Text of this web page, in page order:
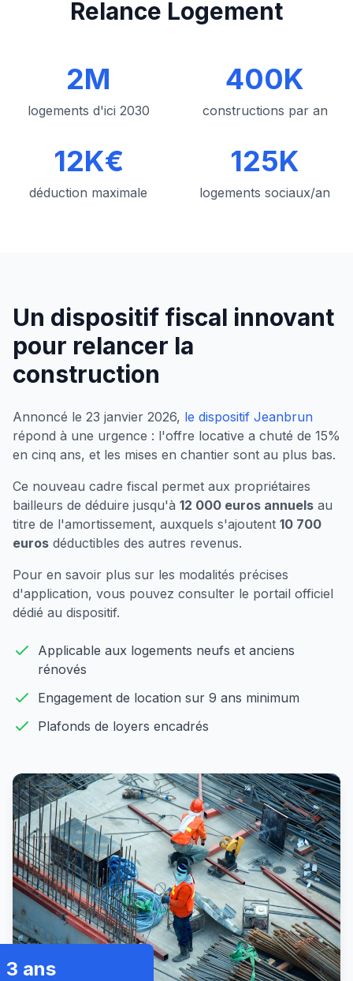
Relance Logement
2M
logements d'ici 2030
400K
constructions par an
12K€
déduction maximale
125K
logements sociaux/an
Un dispositif fiscal innovant
pour relancer la
construction
Annoncé le 23 janvier 2026, le dispositif Jeanbrun
répond à une urgence : l'offre locative a chuté de 15%
en cinq ans, et les mises en chantier sont au plus bas.
Ce nouveau cadre fiscal permet aux propriétaires
bailleurs de déduire jusqu'à 12 000 euros annuels au
titre de l'amortissement, auxquels s'ajoutent 10 700
euros déductibles des autres revenus.
Pour en savoir plus sur les modalités précises
d'application, vous pouvez consulter le portail officiel
dédié au dispositif.
Applicable aux logements neufs et anciens
rénovés
Engagement de location sur 9 ans minimum
Plafonds de loyers encadrés
3 ans